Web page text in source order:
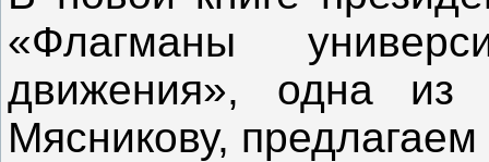
«Флагманы
движения», одна из
Мясникову,